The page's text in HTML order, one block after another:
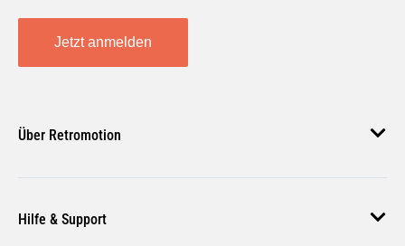
Jetzt anmelden
Über Retromotion
Unsere Jobs
Hilfe & Support